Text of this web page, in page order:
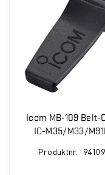
Icom MB-109 Belt-
IC-M35/M33/
Produktnr. 94109